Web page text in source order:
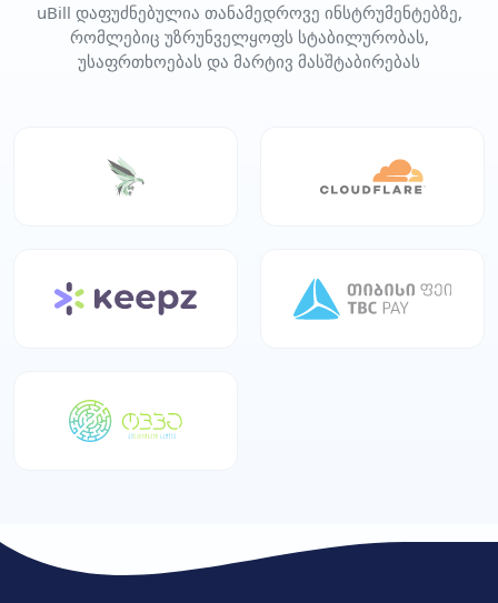
uBill დაფუძნებულია თანამედროვე ინსტრუმენტებზე,
რომლებიც უზრუნველყოფს სტაბილურობას,
უსაფრთხოებას და მარტივ მასშტაბირებას